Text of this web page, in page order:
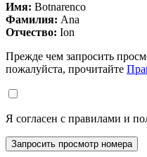
Имя: Botnarenco
Фамилия: Ana
Отчество: Ion
Прежде чем запросить
пожалуйста, прочитайте
Я согласен с правилами и
Запросить просмотр номера